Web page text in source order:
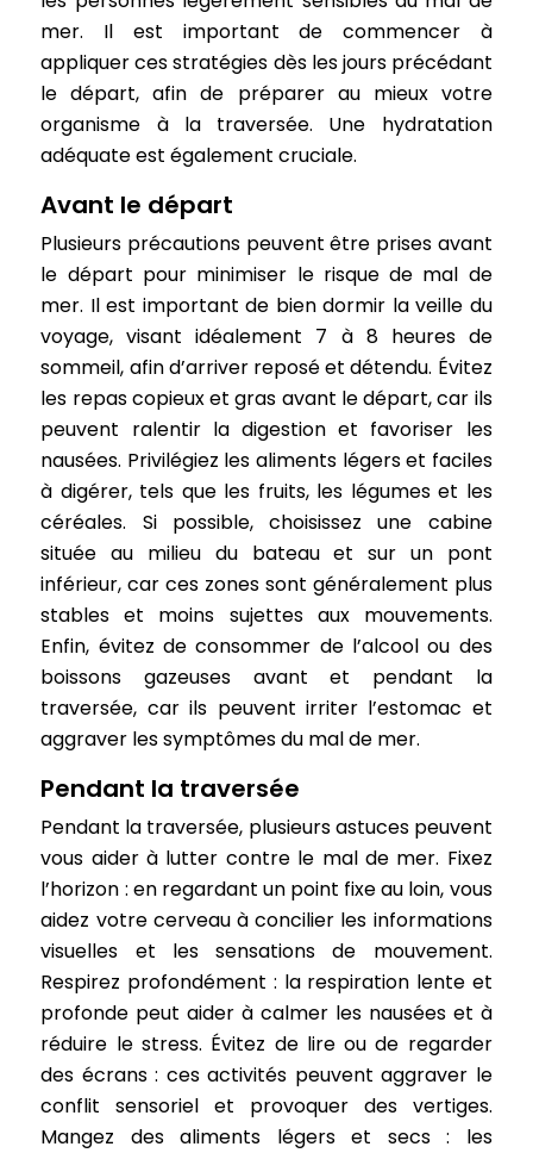
mer. Il est important de commencer à
appliquer ces stratégies dès les jours précédant
le départ, afin de préparer au mieux votre
organisme à la traversée. Une hydratation
adéquate est également cruciale.
Avant le départ
Plusieurs précautions peuvent être prises avant
le départ pour minimiser le risque de mal de
mer. Il est important de bien dormir la veille du
voyage, visant idéalement 7 à 8 heures de
sommeil, afin d’arriver reposé et détendu. Évitez
les repas copieux et gras avant le départ, car ils
peuvent ralentir la digestion et favoriser les
nausées. Privilégiez les aliments légers et faciles
à digérer, tels que les fruits, les légumes et les
céréales. Si possible, choisissez une cabine
située au milieu du bateau et sur un pont
inférieur, car ces zones sont généralement plus
stables et moins sujettes aux mouvements.
Enfin, évitez de consommer de l’alcool ou des
boissons gazeuses avant et pendant la
traversée, car ils peuvent irriter l’estomac et
aggraver les symptômes du mal de mer.
Pendant la traversée
Pendant la traversée, plusieurs astuces peuvent
vous aider à lutter contre le mal de mer. Fixez
l’horizon : en regardant un point fixe au loin, vous
aidez votre cerveau à concilier les informations
visuelles et les sensations de mouvement.
Respirez profondément : la respiration lente et
profonde peut aider à calmer les nausées et à
réduire le stress. Évitez de lire ou de regarder
des écrans : ces activités peuvent aggraver le
conflit sensoriel et provoquer des vertiges.
Mangez des aliments légers et secs : les